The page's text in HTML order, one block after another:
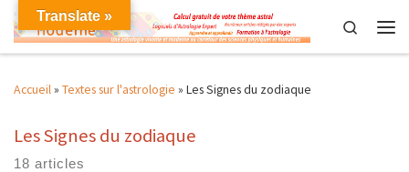
Skip to content
Search
Accueil» Textes sur l'astrologie » Les Signes du zodiaque
Les Signes du zodiaque
18 articles
Translate »